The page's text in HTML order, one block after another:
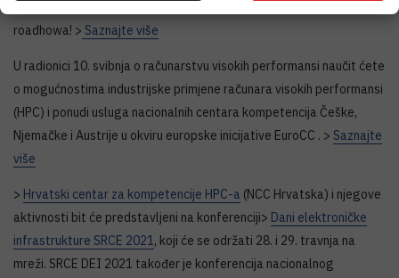
roadhowa! > Saznajte više
U radionici 10. svibnja o računarstvu visokih performansi naučit ćete
o mogućnostima industrijske primjene računara visokih performansi
(HPC) i ponudi usluga nacionalnih centara kompetencija Češke,
Njemačke i Austrije u okviru europske inicijative EuroCC . > Saznajte
više
> Hrvatski centar za kompetencije HPC-a (NCC Hrvatska) i njegove
aktivnosti bit će predstavljeni na konferenciji> Dani elektroničke
infrastrukture SRCE 2021, koji će se održati 28. i 29. travnja na
mreži. SRCE DEI 2021 također je konferencija nacionalnog